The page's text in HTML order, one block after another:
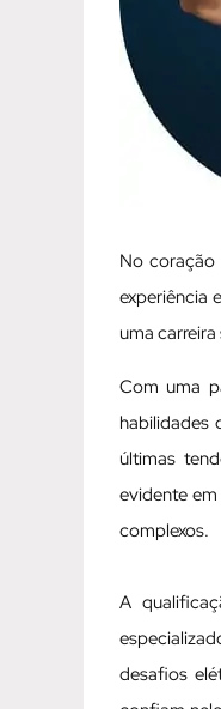
No coração
experiência
uma
Com uma
habilidades
últimas
evidente
complexos.
A
desafios